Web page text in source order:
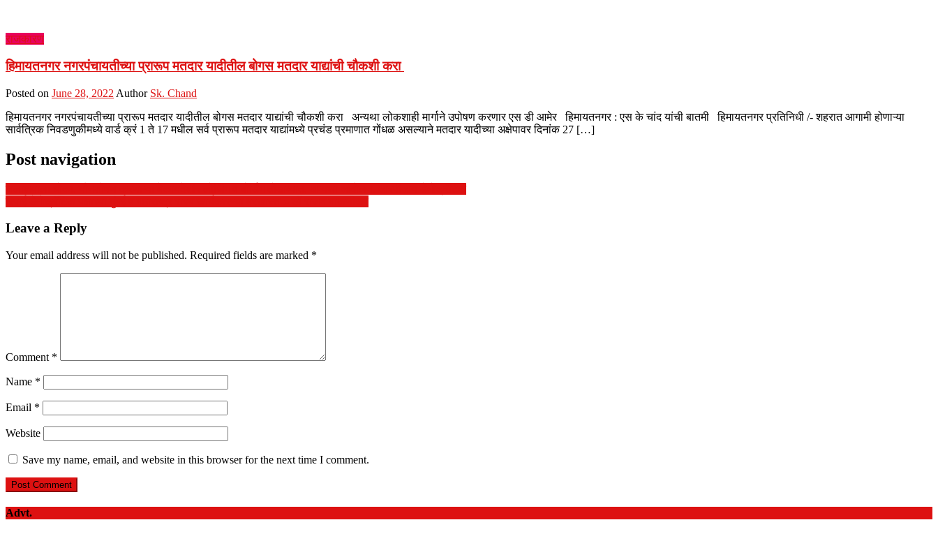
राजकारण
हिमायतनगर नगरपंचायतीच्या प्रारूप मतदार यादीतील बोगस मतदार याद्यांची चौकशी करा
Posted on June 28, 2022 Author Sk. Chand
हिमायतनगर नगरपंचायतीच्या प्रारूप मतदार यादीतील बोगस मतदार याद्यांची चौकशी करा अन्यथा लोकशाही मार्गाने उपोषण करणार एस डी आमेर हिमायतनगर : एस के चांद यांची बातमी हिमायतनगर प्रतिनिधी /- शहरात आगामी होणाऱ्या
सार्वत्रिक निवडणुकीमध्ये वार्ड क्रं 1 ते 17 मधील सर्व प्रारूप मतदार याद्यांमध्ये प्रचंड प्रमाणात गोंधळ असल्याने मतदार यादीच्या अक्षेपावर दिनांक 27 […]
Post navigation
Leave a Reply
Your email address will not be published. Required fields are marked *
Comment *
Name *
Email *
Website
Save my name, email, and website in this browser for the next time I comment.
Advt.